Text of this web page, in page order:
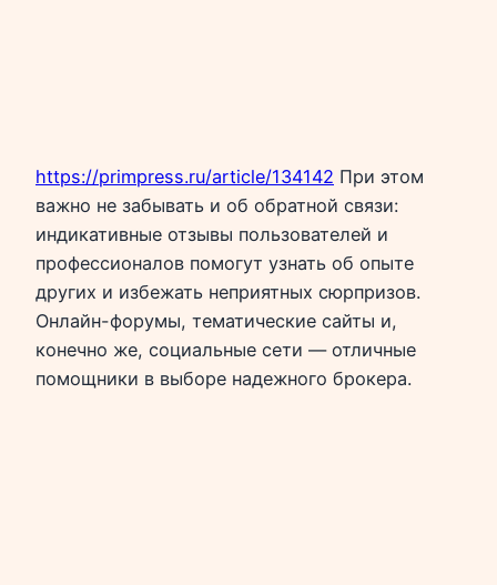
https://primpress.ru/article/134142 При этом
важно не забывать и об обратной связи:
индикативные отзывы пользователей и
профессионалов помогут узнать об опыте
других и избежать неприятных сюрпризов.
Онлайн-форумы, тематические сайты и,
конечно же, социальные сети — отличные
помощники в выборе надежного брокера.